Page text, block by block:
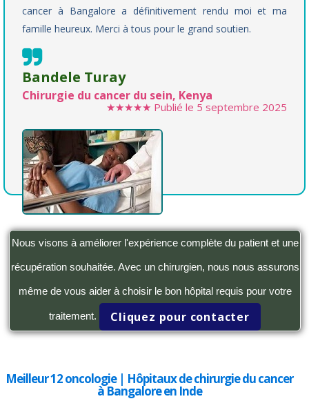
cancer à Bangalore a définitivement rendu moi et ma
famille heureux. Merci à tous pour le grand soutien.
Bandele Turay
Chirurgie du cancer du sein, Kenya
★★★★★ Publié le 5 septembre 2025
Nous visons à améliorer l'expérience complète du patient et une
récupération souhaitée. Avec un chirurgien, nous nous assurons
même de vous aider à choisir le bon hôpital requis pour votre
traitement. Cliquez pour contacter
Meilleur 12 oncologie | Hôpitaux de chirurgie du cancer
à Bangalore en Inde